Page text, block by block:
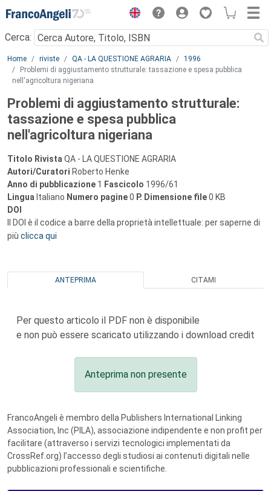
Menu
Cerca:
Main content
Home riviste QA - LA QUESTIONE AGRARIA
1996
Problemi di aggiustamento strutturale: tassazione e spesa pubblica
nell'agricoltura nigeriana
Problemi di aggiustamento strutturale:
tassazione e spesa pubblica
nell'agricoltura nigeriana
Titolo Rivista QA - LA QUESTIONE AGRARIA
Autori/Curatori Roberto Henke
Anno di pubblicazione 1 Fascicolo 1996/61
Lingua Italiano Numero pagine0 P. Dimensione file0 KB
DOI
Il DOI è il codice a barre della proprietà intellettuale: per saperne di
più clicca qui
ANTEPRIMA CITAMI
Per questo articolo il PDF non è disponibile
e non può essere scaricato utilizzando i download credit
Anteprima non presente
FrancoAngeli è membro della Publishers International Linking
Association, Inc (PILA), associazione indipendente e non profit per
facilitare (attraverso i servizi tecnologici implementati da
CrossRef.org) l’accesso degli studiosi ai contenuti digitali nelle
pubblicazioni professionali e scientifiche.